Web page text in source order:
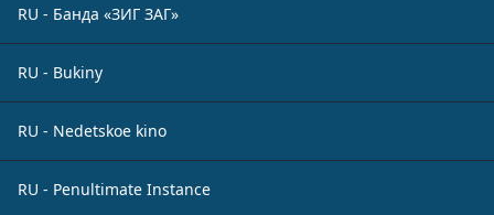
RU - Банда «ЗИГ ЗАГ»
RU - Bukiny
RU - Nedetskoe kino
RU - Penultimate Instance